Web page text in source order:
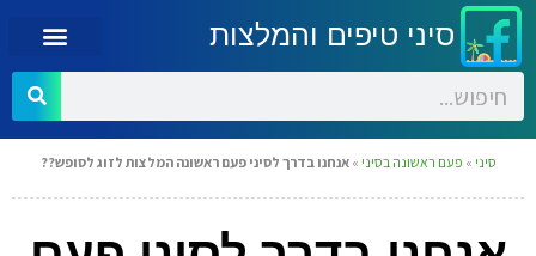
סיני טיפים והמלצות
סיני » פעם ראשונה בסיני »אנחנו בדרך לסיני פעם ראשונה המלצות לזוג לסופש??